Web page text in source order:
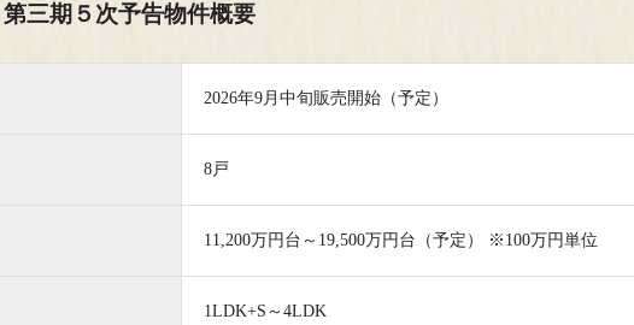
躍動と静寂の懐「文京区」
緑に寄り添う住宅街
川」
ご契約者様インタビュー
Brand
ブランド
フレットや、
ゲストサロンにお越しいただき、外観模型やモ
三期５次予告物件概要
2026年9月中旬販売開始（予定）
8戸
11,200万円台～19,500万円台（予定） ※100万円単位
1LDK+S～4LDK